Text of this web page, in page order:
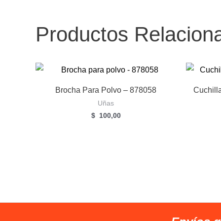
Productos
Brocha Para Polvo – 878058
Uñas
$ 100,00